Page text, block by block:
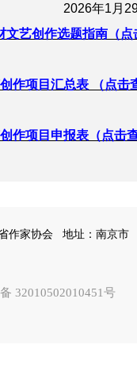
2026年1月
文艺创作选题指南（点
作项目汇总表 （点击
作项目申报表（点击
作家协会
地址：南京市
32010502010451号